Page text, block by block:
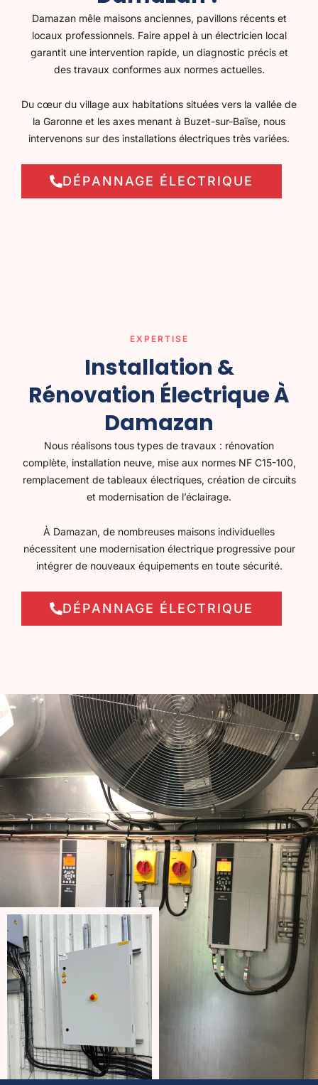
Damazan mêle maisons anciennes, pavillons récents et
locaux professionnels. Faire appel à un électricien local
garantit une intervention rapide, un diagnostic précis et
des travaux conformes aux normes actuelles.
Du cœur du village aux habitations situées vers la vallée de
la Garonne et les axes menant à Buzet-sur-Baïse, nous
intervenons sur des installations électriques très variées.
DÉPANNAGE ÉLECTRIQUE
EXPERTISE
Installation &
Rénovation Électrique À
Damazan
Nous réalisons tous types de travaux : rénovation
complète, installation neuve, mise aux normes NF C15-100,
remplacement de tableaux électriques, création de circuits
et modernisation de l’éclairage.
À Damazan, de nombreuses maisons individuelles
nécessitent une modernisation électrique progressive pour
intégrer de nouveaux équipements en toute sécurité.
DÉPANNAGE ÉLECTRIQUE